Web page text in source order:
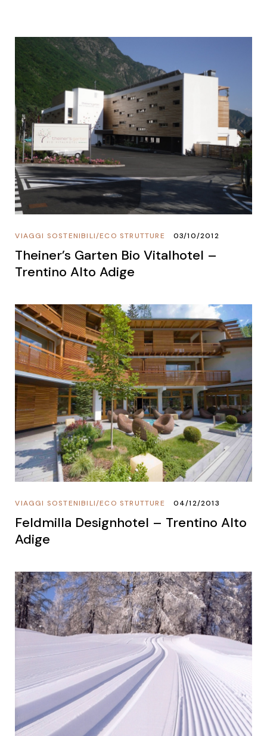
ECO STRUTTURE
/
VIAGGI SOSTENIBILI 03/10/2012
Theiner’s Garten Bio Vitalhotel –
Trentino Alto Adige
ECO STRUTTURE
/
VIAGGI SOSTENIBILI 04/12/2013
Feldmilla Designhotel – Trentino Alto
Adige